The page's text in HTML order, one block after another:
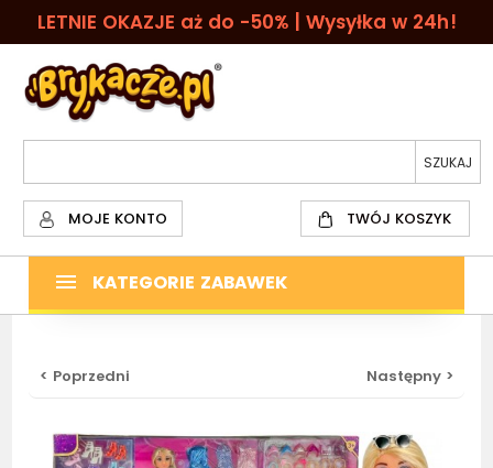
LETNIE OKAZJE aż do -50% | Wysyłka w 24h!
MOJE KONTO TWÓJ KOSZYK
KATEGORIE ZABAWEK
< Poprzedni Następny >